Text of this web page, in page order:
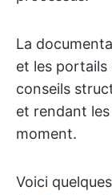
La
et les
conseils
et rendant
moment.
Voici